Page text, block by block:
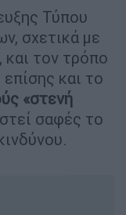
Τύπου
σχετικά με
, και τον τρόπο
και το
«στενή
σαφές το